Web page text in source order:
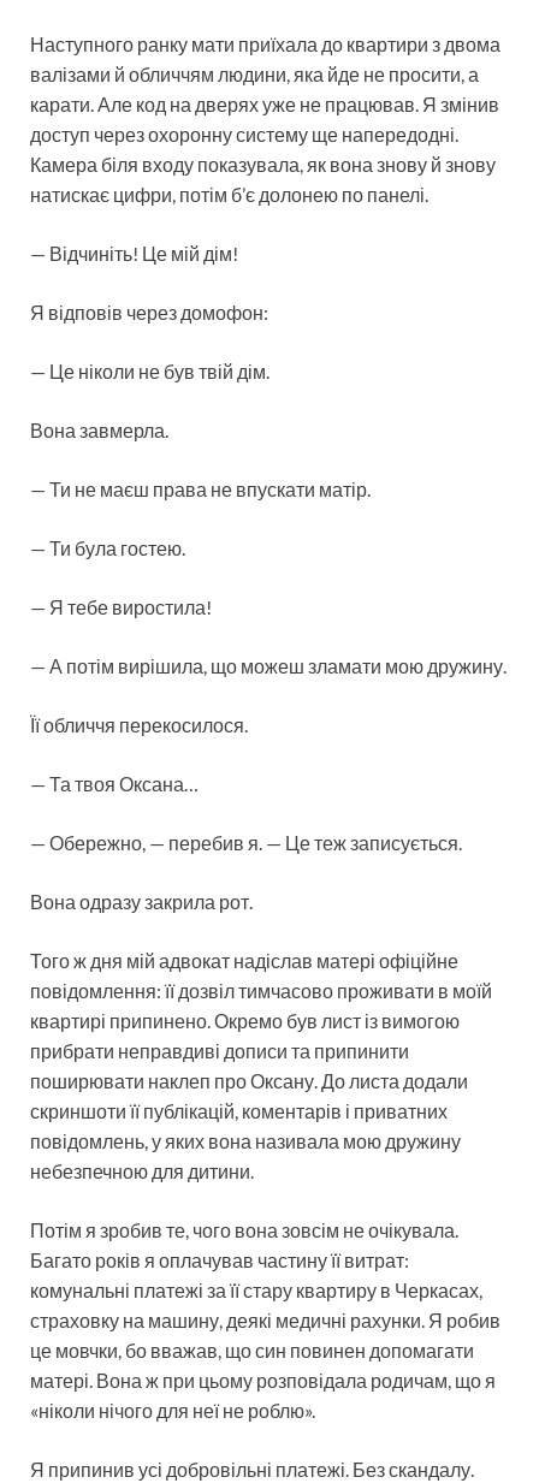
Наступного ранку мати приїхала до квартири з двома
валізами й обличчям людини, яка йде не просити, а
карати. Але код на дверях уже не працював. Я змінив
доступ через охоронну систему ще напередодні.
Камера біля входу показувала, як вона знову й знову
натискає цифри, потім б’є долонею по панелі.
— Відчиніть! Це мій дім!
Я відповів через домофон:
— Це ніколи не був твій дім.
Вона завмерла.
— Ти не маєш права не впускати матір.
— Ти була гостею.
— Я тебе виростила!
— А потім вирішила, що можеш зламати мою дружину.
Її обличчя перекосилося.
— Та твоя Оксана…
— Обережно, — перебив я. — Це теж записується.
Вона одразу закрила рот.
Того ж дня мій адвокат надіслав матері офіційне
повідомлення: її дозвіл тимчасово проживати в моїй
квартирі припинено. Окремо був лист із вимогою
прибрати неправдиві дописи та припинити
поширювати наклеп про Оксану. До листа додали
скриншоти її публікацій, коментарів і приватних
повідомлень, у яких вона називала мою дружину
небезпечною для дитини.
Потім я зробив те, чого вона зовсім не очікувала.
Багато років я оплачував частину її витрат:
комунальні платежі за її стару квартиру в Черкасах,
страховку на машину, деякі медичні рахунки. Я робив
це мовчки, бо вважав, що син повинен допомагати
матері. Вона ж при цьому розповідала родичам, що я
«ніколи нічого для неї не роблю».
Я припинив усі добровільні платежі. Без скандалу.